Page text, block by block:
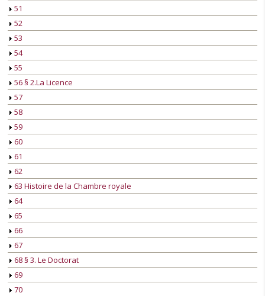
51
52
53
54
55
56 § 2.La Licence
57
58
59
60
61
62
63 Histoire de la Chambre royale
64
65
66
67
68 § 3. Le Doctorat
69
70